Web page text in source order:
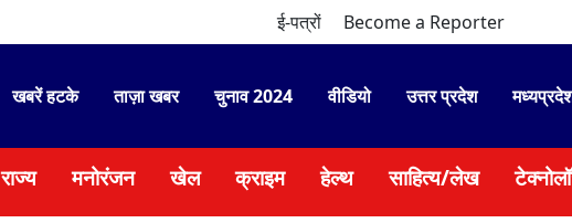
ई-पत्रों Become a Reporter
खबरें हटके ताज़ा खबर चुनाव 2024 वीडियो उत्तर प्रदेश
राज्य मनोरंजन खेल क्राइम हेल्थ साहित्य/लेख